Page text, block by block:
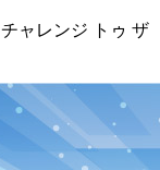
チャレンジ トゥ ザ